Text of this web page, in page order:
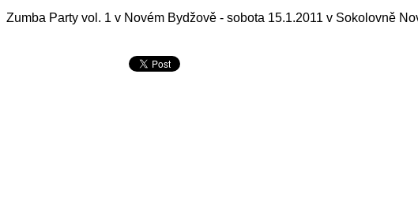
Zumba Party vol. 1 v Novém Bydžově - sobota 15.1.2011 v Sokolovně